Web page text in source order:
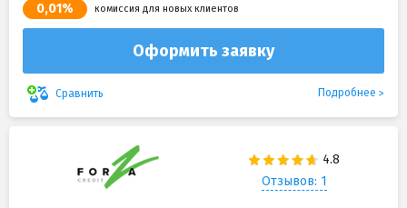
0,01% комиссия для новых клиентов
Оформить заявку
Сравнить Подробнее
Отзывов: 1